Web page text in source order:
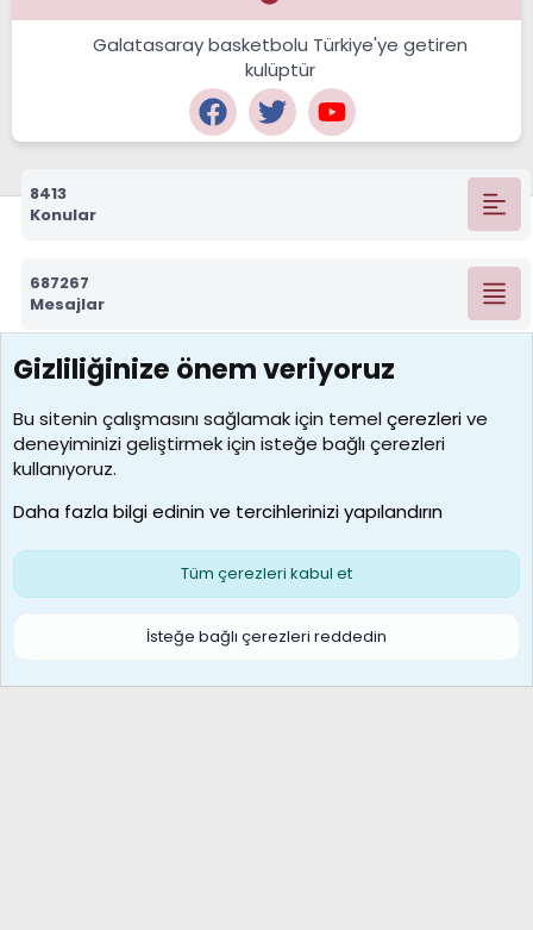
Galatasaray basketbolu Türkiye'ye getiren
kulüptür
8413
Konular
687267
Mesajlar
7388
Kullanıcılar
borabekirogluu
Son üye
Çerezler
S
Gizliliğinize önem veriyoruz
Bu sitenin çalışmasını sağlamak için temelçerezlerive
deneyiminizi geliştirmek için isteğe bağlı çerezleri
kullanıyoruz.
Daha fazla bilgi edinin ve tercihlerinizi yapılandırın
Tüm çerezleri kabul et
İsteğe bağlı çerezleri reddedin